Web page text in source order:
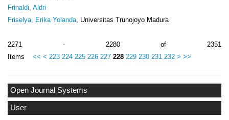
Open Journal Systems
User
Frinaldi, Aldri
Friselya, Erika Yolanda, Universitas Trunojoyo Madura
2271 - 2280 of 2351
Items << < 223 224 225 226 227 228 229 230 231 232 > >>